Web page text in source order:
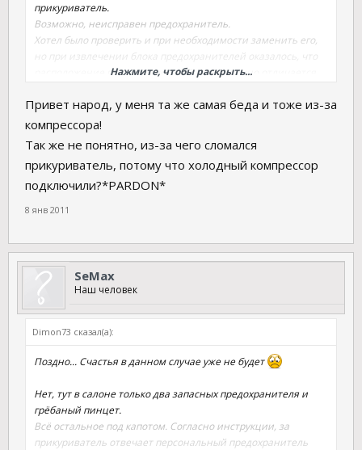
прикуриватель.
Возможно, неисправен предохранитель.
Хотел было проверить и при необходимости заменить его,
но при извлечении блока предохранителей оказалось, что
расположение предохранителей существенно отличается
Если у кого имеется схема расположения предохранителей
или хотя бы кто сможет точно указать, где в блоке находится
предохранитель прикуривателя, прошу помочь.
Нажмите, чтобы раскрыть...
Привет народ, у меня та же самая беда и тоже из-за
компрессора!
Так же не понятно, из-за чего сломался
прикуриватель, потому что холодный компрессор
подключили?*PARDON*
8 янв 2011
SeMax
Наш человек
Dimon73 сказал(а):
Поздно... Счастья в данном случае уже не будет
Нет, тут в салоне только два запасных предохранителя и
грёбаный пинцет.
Всё остальное под капотом. Согласно инструкции, за
прикуриватель отвечает персональный предохранитель